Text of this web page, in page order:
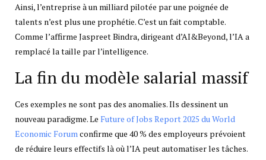
Ainsi, l’entreprise à un milliard pilotée par une poignée de
talents n’est plus une prophétie. C’est un fait comptable.
Comme l’affirme Jaspreet Bindra, dirigeant d’AI&Beyond, l’IA a
remplacé la taille par l’intelligence.
La fin du modèle salarial massif
Ces exemples ne sont pas des anomalies. Ils dessinent un
nouveau paradigme. Le Future of Jobs Report 2025 du World
Economic Forum confirme que 40 % des employeurs prévoient
de réduire leurs effectifs là où l’IA peut automatiser les tâches.